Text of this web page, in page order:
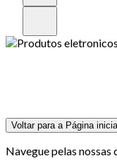
Voltar para a Página
Navegue pelas nossas